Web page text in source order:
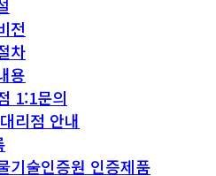
전
차
용
1:1문의
리점 안내
기술인증원 인증제품